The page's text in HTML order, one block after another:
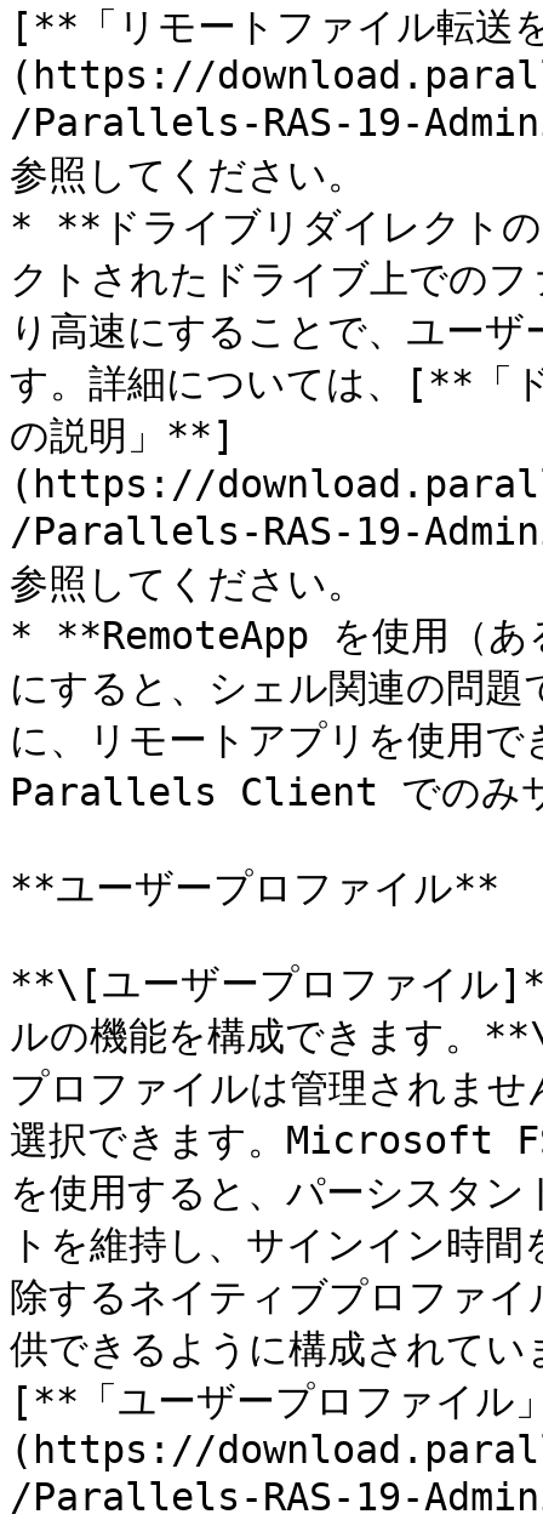
[**「リモートファイル転送
(https://
/Parallels-RAS-19-
参照してください。
* **ドライブリダイレクト
クトされたドライブ上での
り高速にすることで、ユー
す。詳細については、[**「
の説明」**]
(https://
/Parallels-RAS-19-
参照してください。
* **RemoteApp を使用（あ
にすると、シェル関連の問
に、リモートアプリを使用
Parallels Client でのみサ
**ユーザープロファイル**
**\[ユーザープロファイル
ルの機能を構成できます。
プロファイルは管理され
選択できます。Microsoft
を使用すると、パーシスタ
トを維持し、サインイン時
除するネイティブプロファ
供できるように構成されて
[**「ユーザープロファイ
(https://
/Parallels-RAS-19-